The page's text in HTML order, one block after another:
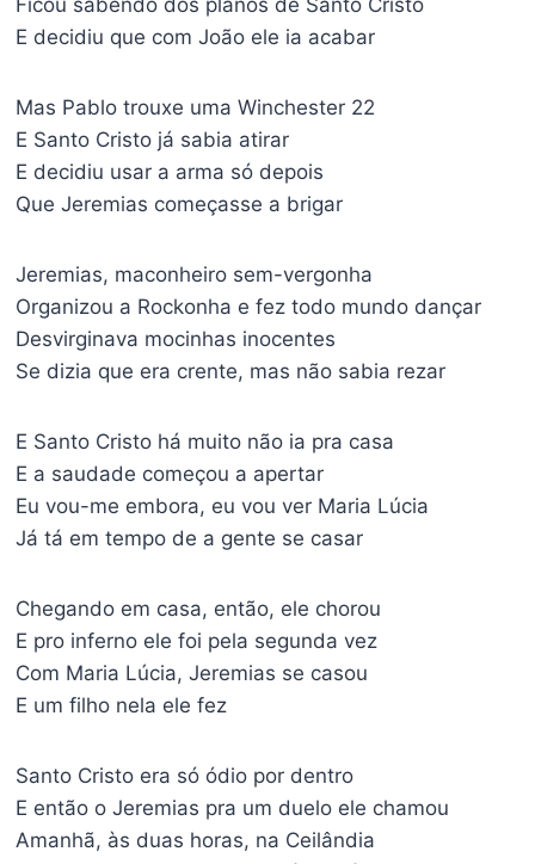
Ficou sabendo dos planos de Santo Cristo
E decidiu que com João ele ia acabar
Mas Pablo trouxe uma Winchester 22
E Santo Cristo já sabia atirar
E decidiu usar a arma só depois
Que Jeremias começasse a brigar
Jeremias, maconheiro sem-vergonha
Organizou a Rockonha e fez todo mundo dançar
Desvirginava mocinhas inocentes
Se dizia que era crente, mas não sabia rezar
E Santo Cristo há muito não ia pra casa
E a saudade começou a apertar
Eu vou-me embora, eu vou ver Maria Lúcia
Já tá em tempo de a gente se casar
Chegando em casa, então, ele chorou
E pro inferno ele foi pela segunda vez
Com Maria Lúcia, Jeremias se casou
E um filho nela ele fez
Santo Cristo era só ódio por dentro
E então o Jeremias pra um duelo ele chamou
Amanhã, às duas horas, na Ceilândia